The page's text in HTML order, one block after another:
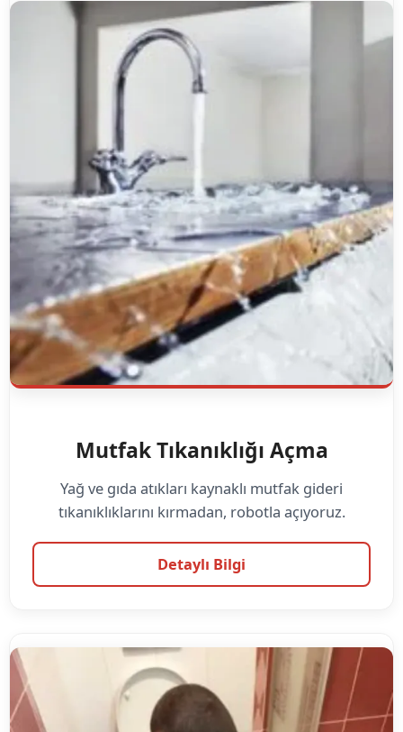
Mutfak Tıkanıklığı Açma
Yağ ve gıda atıkları kaynaklı mutfak gideri
tıkanıklıklarını kırmadan, robotla açıyoruz.
Detaylı Bilgi